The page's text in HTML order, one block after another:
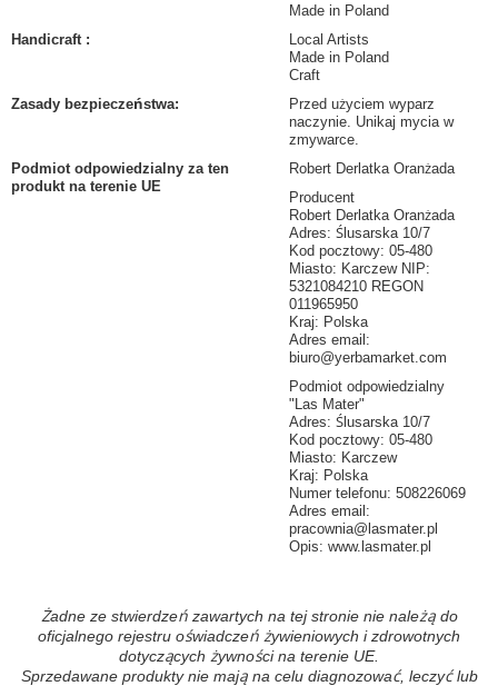
Made in Poland
Handicraft :
Local Artists
Made in Poland
Craft
Zasady bezpieczeństwa:
Przed użyciem wyparz
naczynie. Unikaj mycia w
zmywarce.
Podmiot odpowiedzialny za ten
produkt na terenie UE
Robert Derlatka Oranżada
Producent
Robert Derlatka Oranżada
Adres: Ślusarska 10/7
Kod pocztowy: 05-480
Miasto: Karczew NIP:
5321084210 REGON
011965950
Kraj: Polska
Adres email:
biuro@yerbamarket.com
Podmiot odpowiedzialny
"Las Mater"
Adres: Ślusarska 10/7
Kod pocztowy: 05-480
Miasto: Karczew
Kraj: Polska
Numer telefonu: 508226069
Adres email:
pracownia@lasmater.pl
Opis: www.lasmater.pl
Żadne ze stwierdzeń zawartych na tej stronie nie należą do
oficjalnego rejestru oświadczeń żywieniowych i zdrowotnych
dotyczących żywności na terenie UE.
Sprzedawane produkty nie mają na celu diagnozować, leczyć lub